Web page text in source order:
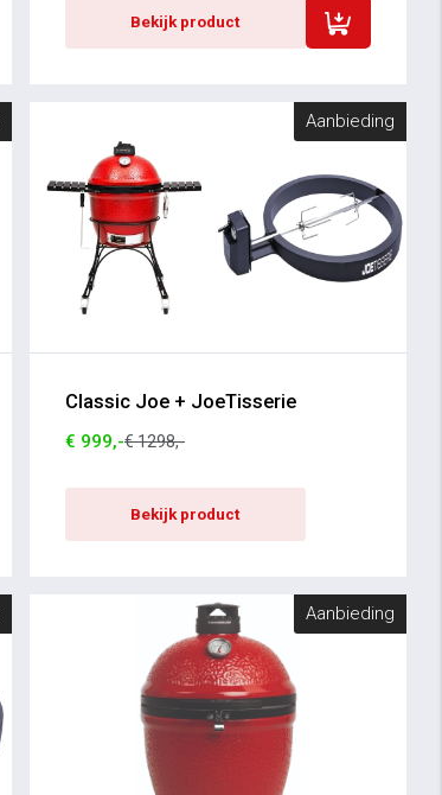
Bekijk product
Aanbieding
Classic Joe + JoeTisserie
€ 999,-€ 1298,-
Bekijk product
Aanbieding